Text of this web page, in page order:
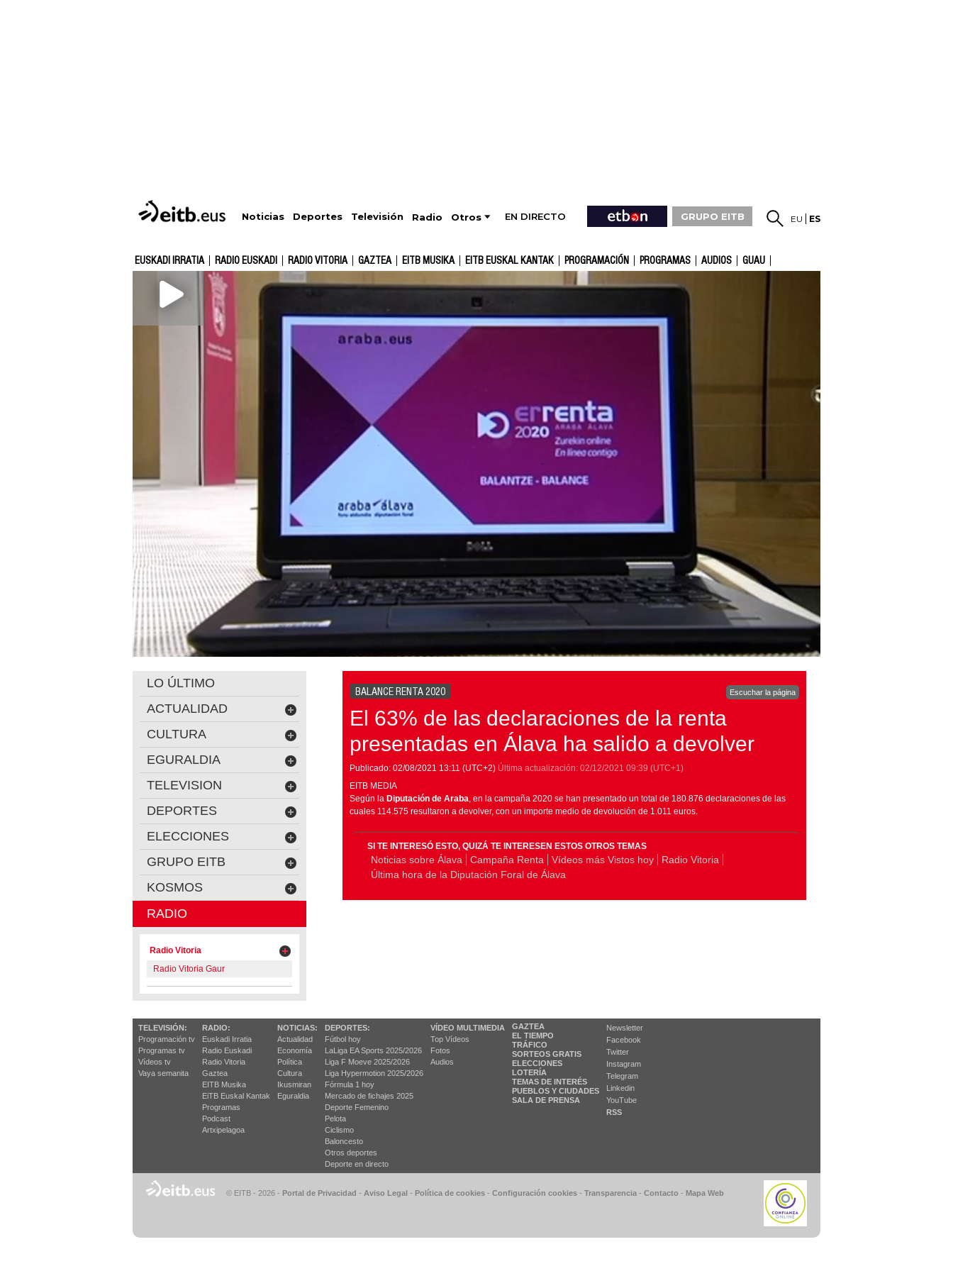
Noticias Deportes Televisión Radio Otros EN DIRECTO GRUPO EITB EU ES
EUSKADI IRRATIA RADIO EUSKADI RADIO VITORIA GAZTEA EITB MUSIKA EITB EUSKAL KANTAK PROGRAMACIÓN PROGRAMAS AUDIOS GUAU
BALANCE RENTA 2020 Escuchar la página
El 63% de las declaraciones de la renta
presentadas en Álava ha salido a devolver
Publicado: 02/08/2021 13:11 (UTC+2) Última actualización: 02/12/2021 09:39 (UTC+1)
EITB MEDIA
Según la Diputación de Araba, en la campaña 2020 se han presentado un total de 180.876 declaraciones de las
cuales 114.575 resultaron a devolver, con un importe medio de devolución de 1.011 euros.
SI TE INTERESÓ ESTO, QUIZÁ TE INTERESEN ESTOS OTROS TEMAS
Noticias sobre Álava Campaña Renta Vídeos más Vistos hoy
Radio Vitoria
Última hora de la Diputación Foral de Álava
LO ÚLTIMO
ACTUALIDAD
CULTURA
EGURALDIA
TELEVISION
DEPORTES
ELECCIONES
GRUPO EITB
KOSMOS
RADIO
Radio Vitoria
Radio Vitoria Gaur
TELEVISIÓN:
Programación tv
Programas tv
Vídeos tv
Vaya semanita
RADIO:
Euskadi Irratia
Radio Euskadi
Radio Vitoria
Gaztea
EITB Musika
EiTB Euskal Kantak
Programas
Podcast
Artxipelagoa
NOTICIAS:
Actualidad
Economía
Política
Cultura
Ikusmiran
Eguraldia
DEPORTES:
Fútbol hoy
LaLiga EA Sports 2025/2026
Liga F Moeve 2025/2026
Liga Hypermotion 2025/2026
Fórmula 1 hoy
Mercado de fichajes 2025
Deporte Femenino
Pelota
Ciclismo
Baloncesto
Otros deportes
Deporte en directo
VÍDEO MULTIMEDIA
Top Vídeos
Fotos
Audios
GAZTEA
EL TIEMPO
TRÁFICO
SORTEOS GRATIS
ELECCIONES
LOTERÍA
TEMAS DE INTERÉS
PUEBLOS Y CIUDADES
SALA DE PRENSA
Newsletter
Facebook
Twitter
Instagram
Telegram
Linkedin
YouTube
RSS
© EITB - 2026 - Portal de Privacidad - Aviso Legal - Política de cookies - Configuración cookies - Transparencia - Contacto - Mapa Web